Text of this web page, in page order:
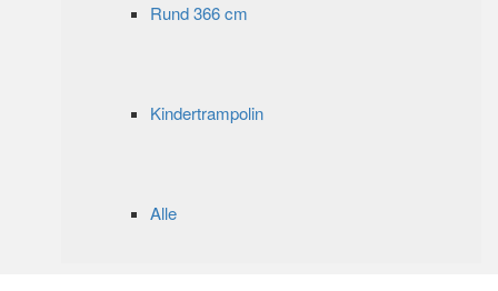
Rund 366 cm
Kindertrampolin
Alle